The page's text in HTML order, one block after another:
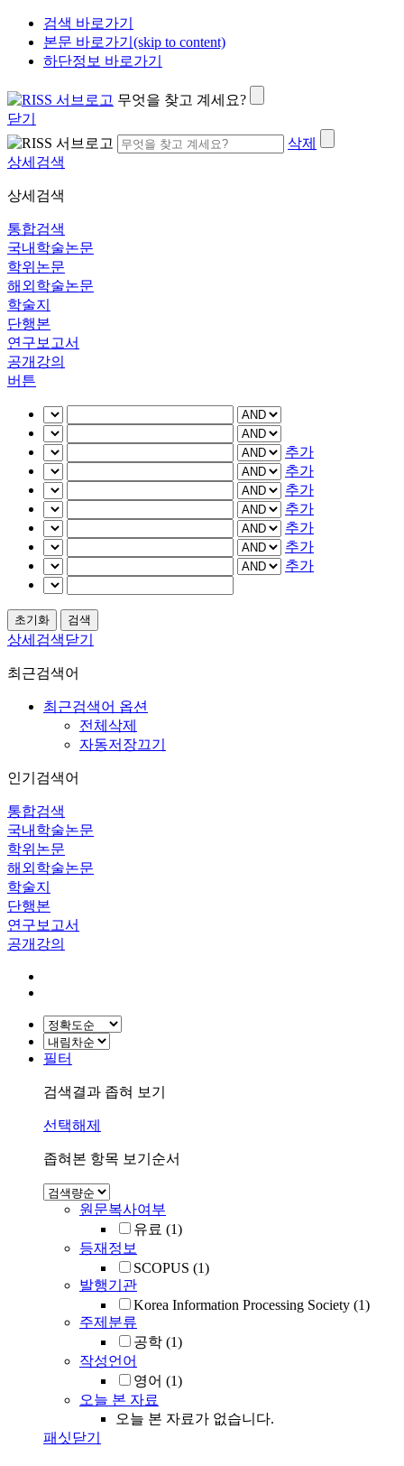
검색 바로가기
본문 바로가기(skip to content)
하단정보 바로가기
무엇을 찾고 계세요?
닫기
삭제
상세검색
상세검색
통합검색
국내학술논문
학위논문
해외학술논문
학술지
단행본
연구보고서
공개강의
버튼
추가
추가
추가
추가
추가
추가
추가
상세검색닫기
최근검색어
최근검색어 옵션
전체삭제
자동저장끄기
인기검색어
통합검색
국내학술논문
학위논문
해외학술논문
학술지
단행본
연구보고서
공개강의
필터
검색결과 좁혀 보기
선택해제
좁혀본 항목 보기순서
원문복사여부
유료 (1)
등재정보
SCOPUS (1)
발행기관
Korea Information Processing Society (1)
주제분류
공학 (1)
작성언어
영어 (1)
오늘 본 자료
오늘 본 자료가 없습니다.
패싯닫기